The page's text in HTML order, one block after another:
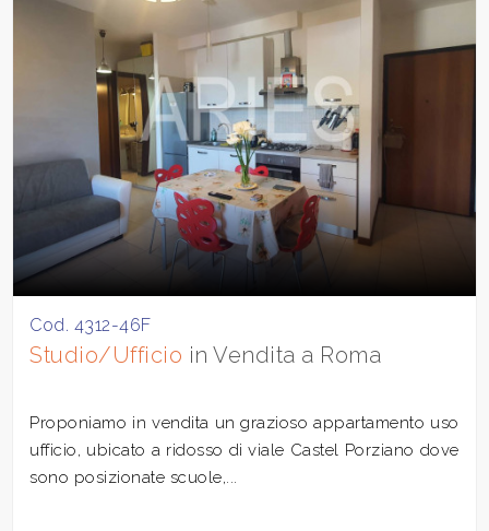
Cod. 4312-46F
Studio/Ufficio in Vendita a Roma
Proponiamo in vendita un grazioso appartamento uso
ufficio, ubicato a ridosso di viale Castel Porziano dove
sono posizionate scuole,...